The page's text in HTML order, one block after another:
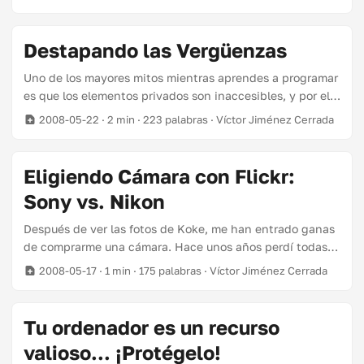
numerosas charlas que hay en el programa. ...
cuando algo no se adecua a lo que necesitamos. Por
ejemplo, cuando intentamos clavar un tornillo con un
nivel. Yo no usaré Access en mis proyectos porque es
inapropiado. ...
Destapando las Vergüenzas
Uno de los mayores mitos mientras aprendes a programar
es que los elementos privados son inaccesibles, y por ello
seguros. Esto es aplicable sólo a lenguajes orientados a
gastan la mitad del tiempo pensando cómo hacer un
código blindado frente ataques. Aunque ninguno sabe de
qué ataques se defiende, o qué implicaciones tiene
2008-05-22 · 2 min · 223 palabras · Víctor Jiménez Cerrada
Eligiendo Cámara con Flickr:
Sony vs. Nikon
Después de ver las fotos de Koke, me han entrado ganas
de comprarme una cámara. Hace unos años perdí todas
las fotos que tenía en mi ordenador (reinstalando
datos y las cámaras ofrecen calidades más que
respetables, puede que sea buen momento para volverme
a aficionar al flash. Aunque me haya encaprichado de las
2008-05-17 · 1 min · 175 palabras · Víctor Jiménez Cerrada
Tu ordenador es un recurso
valioso... ¡Protégelo!